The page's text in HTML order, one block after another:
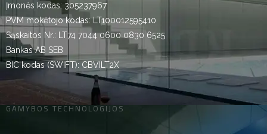
Įmonės kodas: 305237967
PVM mokėtojo kodas: LT100012595410
Sąskaitos Nr.: LT74 7044 0600 0830 6525
Bankas AB SEB
BIC kodas (SWIFT): CBVILT2X
GAMYBOS TECHNOLOGIJOS